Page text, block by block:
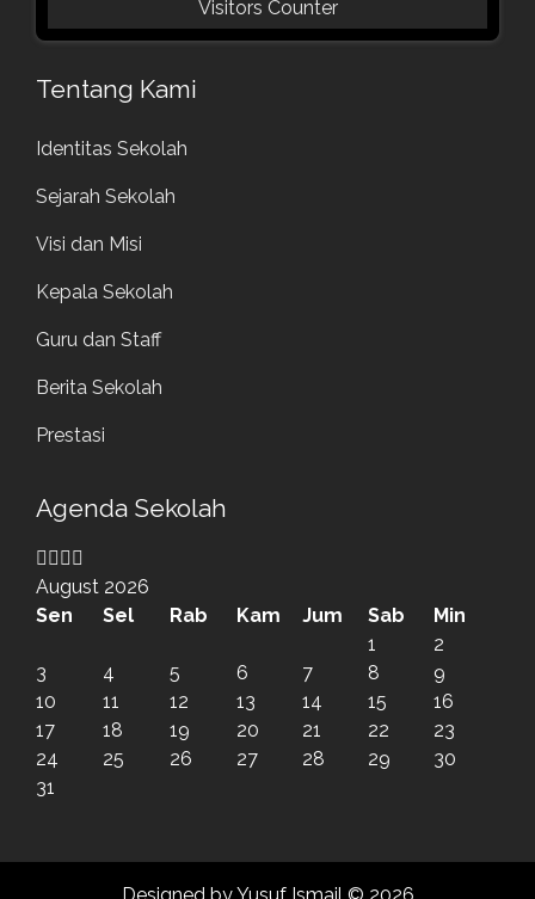
Visitors Counter
Tentang Kami
Identitas Sekolah
Sejarah Sekolah
Visi dan Misi
Kepala Sekolah
Guru dan Staff
Berita Sekolah
Prestasi
Agenda Sekolah
Previous
Year
Previous
Month
Year
Next
August 2026
Sen
Sel Rab Kam Jum Sab
Min
1
2
3
4 5 6 7 8
9
10
11 12 13 14 15
16
17
18 19 20 21 22
23
24
25 26 27 28 29
30
31